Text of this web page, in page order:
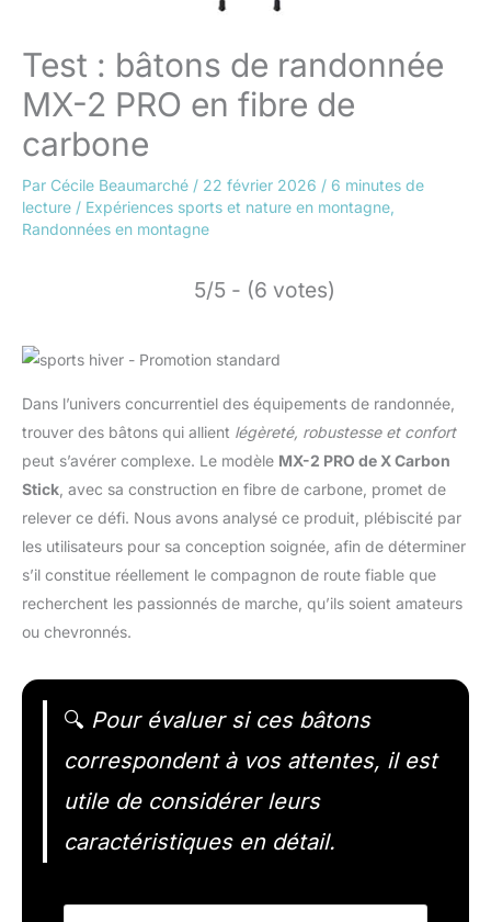
Test : bâtons de randonnée
MX-2 PRO en fibre de
carbone
Par Cécile Beaumarché / 22 février 2026 / 6 minutes de
lecture / Expériences sports et nature en montagne
Randonnées en montagne
5/5 - (6 votes)
Dans l’univers concurrentiel des équipements de randonnée,
trouver des bâtons qui allient légèreté, robustesse et confort
peut s’avérer complexe. Le modèle MX-2 PRO de X Carbon
Stick , avec sa construction en fibre de carbone, promet de
relever ce défi. Nous avons analysé ce produit, plébiscité par
les utilisateurs pour sa conception soignée, afin de déterminer
s’il constitue réellement le compagnon de route fiable que
recherchent les passionnés de marche, qu’ils soient amateurs
ou chevronnés.
🔍 Pour évaluer si ces bâtons
correspondent à vos attentes, il est
utile de considérer leurs
caractéristiques en détail.